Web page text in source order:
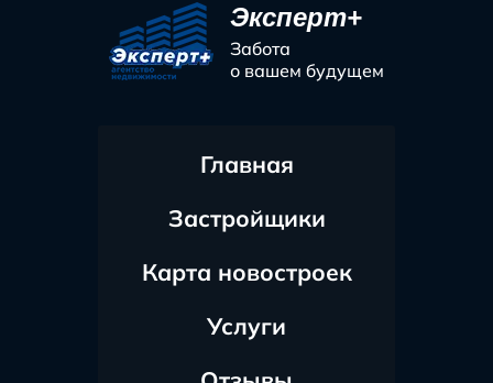
Эксперт+
Забота
о вашем будущем
Главная
Застройщики
Карта новостроек
Услуги